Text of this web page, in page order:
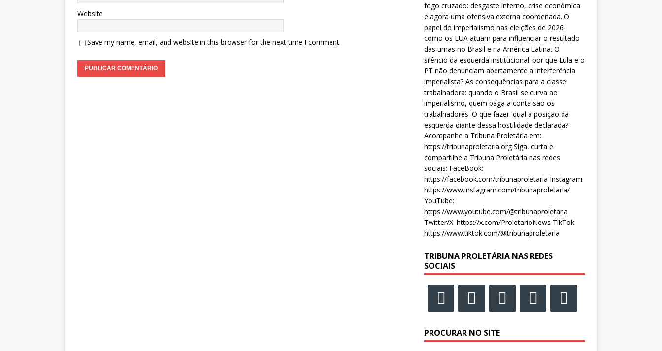
Website
Save my name, email, and website in this browser for the next time I comment.
fogo cruzado: desgaste interno, crise econômica
e agora uma ofensiva externa coordenada. O
papel do imperialismo nas eleições de 2026:
como os EUA atuam para influenciar o resultado
das urnas no Brasil e na América Latina. O
silêncio da esquerda institucional: por que Lula e o
PT não denunciam abertamente a interferência
imperialista? As consequências para a classe
trabalhadora: quando o Brasil se curva ao
imperialismo, quem paga a conta são os
trabalhadores. O que fazer: qual a posição da
esquerda diante dessa hostilidade declarada?
Acompanhe a Tribuna Proletária em:
https://tribunaproletaria.org Siga, curta e
compartilhe a Tribuna Proletária nas redes
sociais: FaceBook:
https://facebook.com/tribunaproletaria Instagram:
https://www.instagram.com/tribunaproletaria/
YouTube:
https://www.youtube.com/@tribunaproletaria_
Twitter/X: https://x.com/ProletarioNews TikTok:
https://www.tiktok.com/@tribunaproletaria
TRIBUNA PROLETÁRIA NAS REDES
SOCIAIS
PROCURAR NO SITE